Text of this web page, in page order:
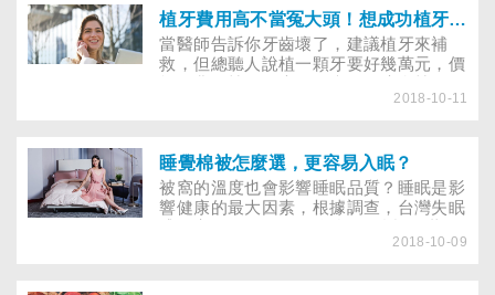
的族群。到底吃泡菜有哪些好處？購買市
售泡菜又該注意什麼呢？
植牙費用高不當冤大頭！想成功植牙避免糾紛，你該了解哪些事？
當醫師告訴你牙齒壞了，建議植牙來補
救，但總聽人說植一顆牙要好幾萬元，價
嗎？植牙可不是說植就植，想要值得成
是有保障的呢？關於「植牙」的前中後你
該了解的事，本篇懶人包讓你全盤了解。
2018-10-11
睡覺棉被怎麼選，更容易入眠？
被窩的溫度也會影響睡眠品質？睡眠是影
響健康的最大因素，根據調查，台灣失眠
失眠人口，平均每5人就一人深受失眠所
2018-10-09